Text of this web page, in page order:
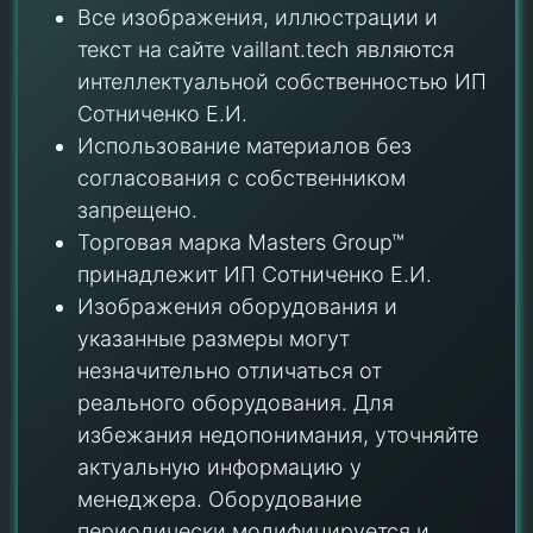
Все изображения, иллюстрации и
текст на сайте vaillant.tech являются
интеллектуальной собственностью ИП
Сотниченко Е.И.
Использование материалов без
согласования с собственником
запрещено.
Торговая марка Masters Group™
принадлежит ИП Сотниченко Е.И.
Изображения оборудования и
указанные размеры могут
незначительно отличаться от
реального оборудования. Для
избежания недопонимания, уточняйте
актуальную информацию у
менеджера. Оборудование